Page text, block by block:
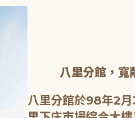
八里分館，寬
八里分館於98年2